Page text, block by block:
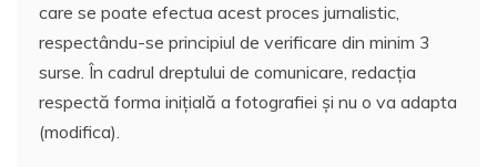
care se poate efectua acest proces jurnalistic,
respectându-se principiul de verificare din minim 3
surse. În cadrul dreptului de comunicare, redacția
respectă forma inițială a fotografiei și nu o va adapta
(modifica).